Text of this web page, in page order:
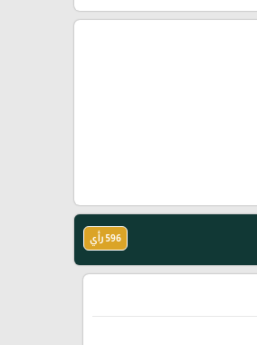
596 رأي